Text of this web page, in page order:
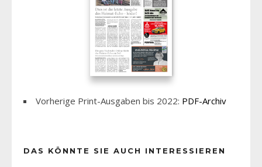
Vorherige Print-Ausgaben bis 2022: PDF-Archiv
DAS KÖNNTE SIE AUCH INTERESSIEREN